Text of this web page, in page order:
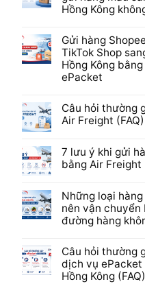
Hồng Kông
Gửi hàng
TikTok Shop
Hồng Kông bằng
ePacket
Câu hỏi thường
Air Freight (FAQ)
7 lưu ý khi gửi
bằng Air Freight
Những loại hàng
nên vận chuyển
đường hàng
Câu hỏi thường
dịch vụ ePacket
Hồng Kông (FAQ)